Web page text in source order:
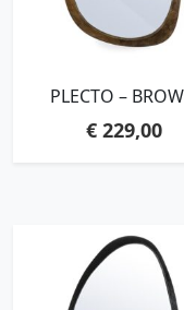
PLECTO –
€229,00